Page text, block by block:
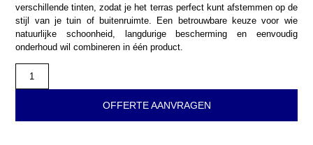
verschillende tinten, zodat je het terras perfect kunt afstemmen op de
stijl van je tuin of buitenruimte. Een betrouwbare keuze voor wie
natuurlijke schoonheid, langdurige bescherming en eenvoudig
onderhoud wil combineren in één product.
OFFERTE AANVRAGEN